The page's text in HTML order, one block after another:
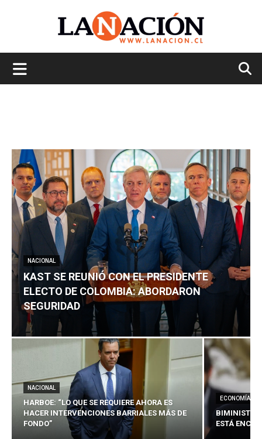
NACIONAL
KAST SE REUNIÓ CON EL PRESIDENTE
ELECTO DE COLOMBIA: ABORDARON
SEGURIDAD
NACIONAL
HARBOE: “LO QUE SE REQUIERE AHORA ES
HACER INTERVENCIONES BARRIALES MÁS DE
FONDO”
ECONOMÍA
BIMINISTRO
ESTÁ